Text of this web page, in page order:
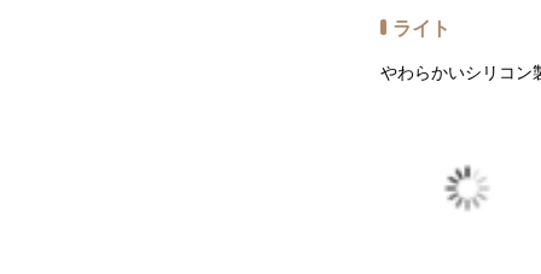
ライト
やわらかいシリコン